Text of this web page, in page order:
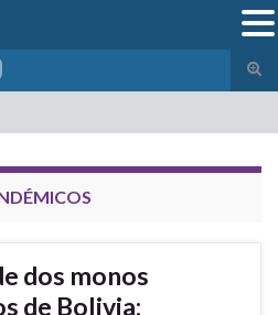
el
dos monos
de Bolivia: